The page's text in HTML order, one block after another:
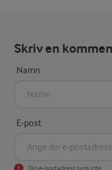
Skriv en
Namn
E-post
Din e-postadress syns inte